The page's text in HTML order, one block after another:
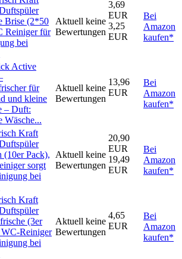
Brise (2*50
Reiniger für
bei
Aktuell keine
Bewertungen
3,69
EUR
3,25
EUR
Bei
Amazon
kaufen*
Active
für
und kleine
– Duft:
Wäsche...
Aktuell keine
Bewertungen
13,96
EUR
Bei
Amazon
kaufen*
Kraft
(10er Pack),
sorgt
bei
Aktuell keine
Bewertungen
20,90
EUR
19,49
EUR
Bei
Amazon
kaufen*
Kraft
(3er
Reiniger
bei
Aktuell keine
Bewertungen
4,65
EUR
Bei
Amazon
kaufen*